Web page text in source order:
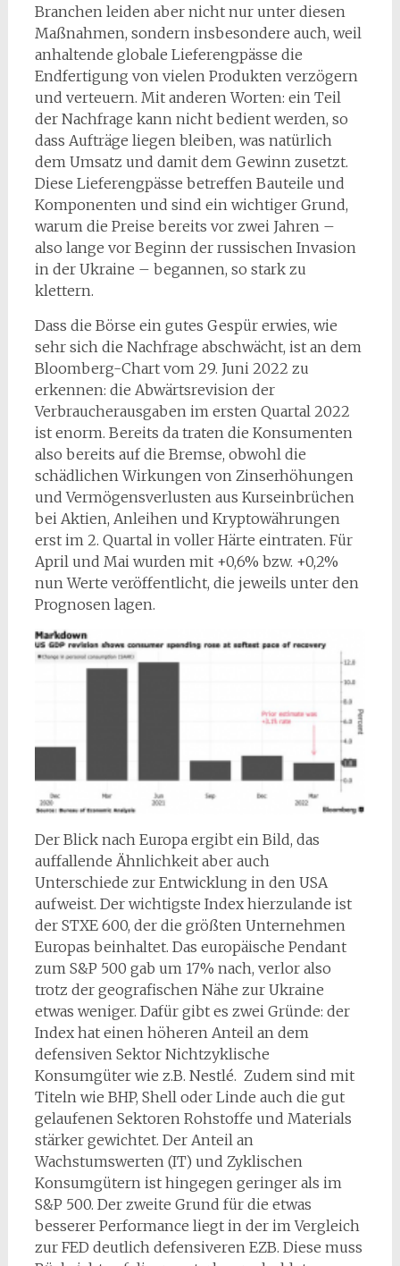
Branchen leiden aber nicht nur unter diesen
Maßnahmen, sondern insbesondere auch, weil
anhaltende globale Lieferengpässe die
Endfertigung von vielen Produkten verzögern
und verteuern. Mit anderen Worten: ein Teil
der Nachfrage kann nicht bedient werden, so
dass Aufträge liegen bleiben, was natürlich
dem Umsatz und damit dem Gewinn zusetzt.
Diese Lieferengpässe betreffen Bauteile und
Komponenten und sind ein wichtiger Grund,
warum die Preise bereits vor zwei Jahren –
also lange vor Beginn der russischen Invasion
in der Ukraine – begannen, so stark zu
klettern.
Dass die Börse ein gutes Gespür erwies, wie
sehr sich die Nachfrage abschwächt, ist an dem
Bloomberg-Chart vom 29. Juni 2022 zu
erkennen: die Abwärtsrevision der
Verbraucherausgaben im ersten Quartal 2022
ist enorm. Bereits da traten die Konsumenten
also bereits auf die Bremse, obwohl die
schädlichen Wirkungen von Zinserhöhungen
und Vermögensverlusten aus Kurseinbrüchen
bei Aktien, Anleihen und Kryptowährungen
erst im 2. Quartal in voller Härte eintraten. Für
April und Mai wurden mit +0,6% bzw. +0,2%
nun Werte veröffentlicht, die jeweils unter den
Prognosen lagen.
Der Blick nach Europa ergibt ein Bild, das
auffallende Ähnlichkeit aber auch
Unterschiede zur Entwicklung in den USA
aufweist. Der wichtigste Index hierzulande ist
der STXE 600, der die größten Unternehmen
Europas beinhaltet. Das europäische Pendant
zum S&P 500 gab um 17% nach, verlor also
trotz der geografischen Nähe zur Ukraine
etwas weniger. Dafür gibt es zwei Gründe: der
Index hat einen höheren Anteil an dem
defensiven Sektor Nichtzyklische
Konsumgüter wie z.B. Nestlé. Zudem sind mit
Titeln wie BHP, Shell oder Linde auch die gut
gelaufenen Sektoren Rohstoffe und Materials
stärker gewichtet. Der Anteil an
Wachstumswerten (IT) und Zyklischen
Konsumgütern ist hingegen geringer als im
S&P 500. Der zweite Grund für die etwas
besserer Performance liegt in der im Vergleich
zur FED deutlich defensiveren EZB. Diese muss